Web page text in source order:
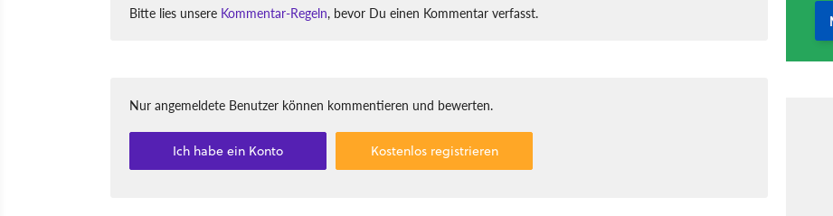
Bitte lies unsere Kommentar-Regeln, bevor Du einen Kommentar verfasst.
Nur angemeldete Benutzer können kommentieren und bewerten.
Ich habe ein Konto Kostenlos registrieren